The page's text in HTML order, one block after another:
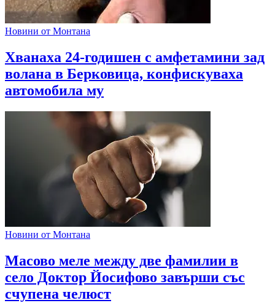
Новини от Монтана
Хванаха 24-годишен с амфетамини зад
волана в Берковица, конфискуваха
автомобила му
Новини от Монтана
Масово меле между две фамилии в
село Доктор Йосифово завърши със
счупена челюст